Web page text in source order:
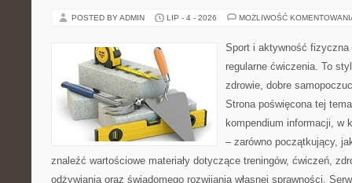
POSTED BY ADMIN LIP - 4 - 2026 MOŻLIWOŚĆ
Sport i aktywność
regularne ćwiczenia. To
zdrowie, dobre
Strona poświęcona tej
kompendium informacji, w
– zarówno początkujący,
znaleźć wartościowe materiały dotyczące treningów, ćwiczeń,
odżywiania oraz świadomego rozwijania własnej sprawności.